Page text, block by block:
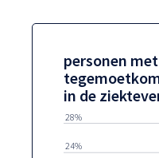
personen
in de
24%
28%